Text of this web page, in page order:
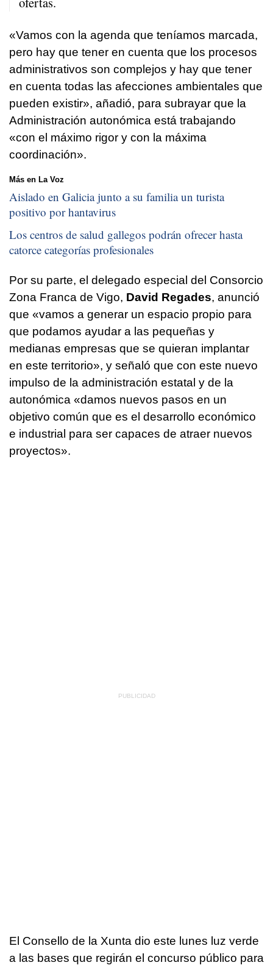
«Vamos con la agenda que teníamos marcada,
pero hay que tener en cuenta que los procesos
administrativos son complejos y hay que tener
en cuenta todas las afecciones ambientales que
pueden existir», añadió, para subrayar que la
Administración autonómica está trabajando
«con el máximo rigor y con la máxima
coordinación».
Más en La Voz
Aislado en Galicia junto a su familia un turista
positivo por hantavirus
Los centros de salud gallegos podrán ofrecer hasta
catorce categorías profesionales
Por su parte, el delegado especial del Consorcio
Zona Franca de Vigo, David Regades, anunció
que «vamos a generar un espacio propio para
que podamos ayudar a las pequeñas y
medianas empresas que se quieran implantar
en este territorio», y señaló que con este nuevo
impulso de la administración estatal y de la
autonómica «damos nuevos pasos en un
objetivo común que es el desarrollo económico
e industrial para ser capaces de atraer nuevos
proyectos».
El Consello de la Xunta dio este lunes luz verde
a las bases que regirán el concurso público para